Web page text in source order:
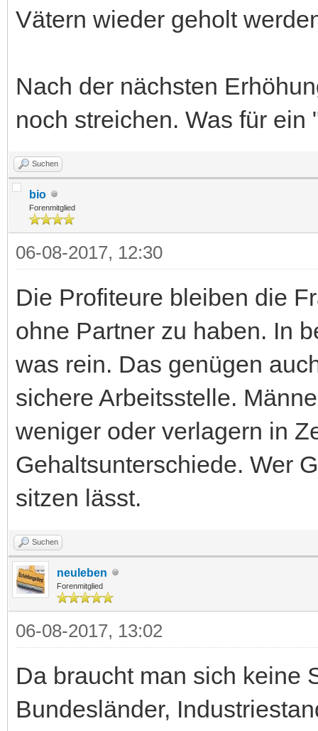
Vätern wieder geholt
Nach der nächsten
noch streichen. Was für ein
Suchen
bio
Forenmitglied
06-08-2017, 12:30
Die Profiteure bleiben die
ohne Partner zu haben. In
was rein. Das genügen
sichere Arbeitsstelle.
weniger oder verlagern in
Gehaltsunterschiede. Wer
sitzen lässt.
Suchen
neuleben
Forenmitglied
06-08-2017, 13:02
Da braucht man sich keine
Bundesländer,